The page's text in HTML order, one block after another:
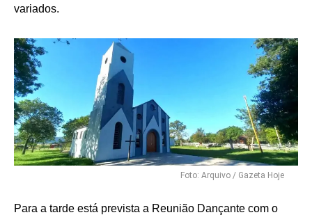
variados.
Foto: Arquivo / Gazeta Hoje
Para a tarde está prevista a Reunião Dançante com o